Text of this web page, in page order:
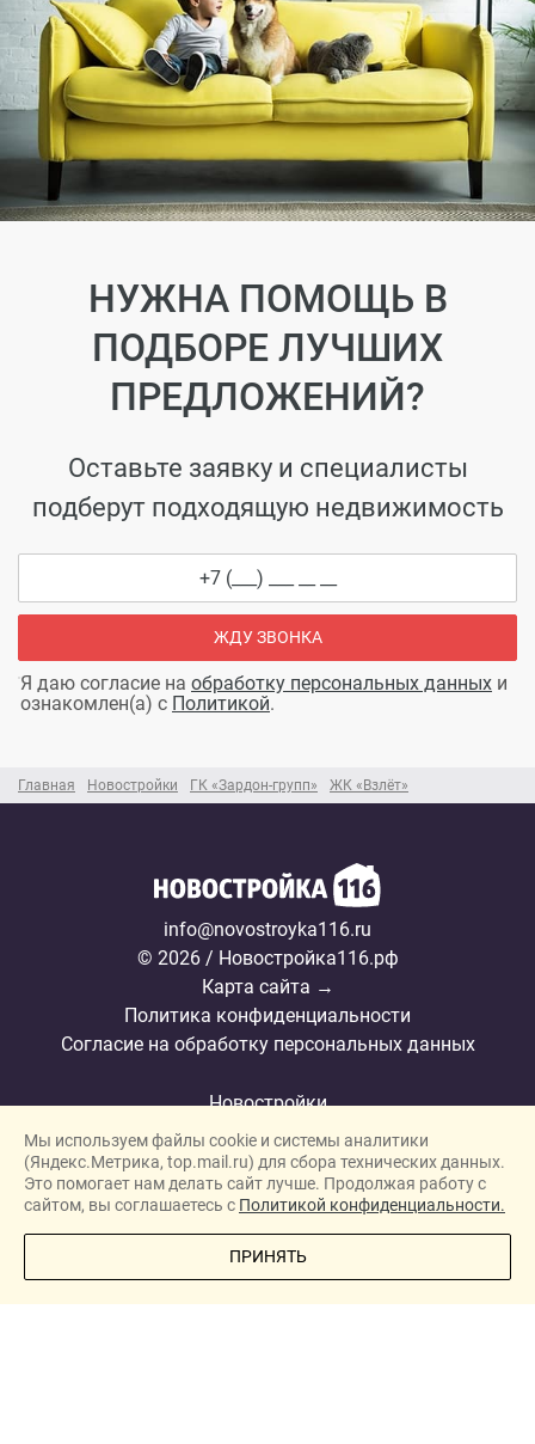
Главная Новостройки ГК «Зардон-групп» ЖК «Взлёт»
НУЖНА ПОМОЩЬ В
ПОДБОРЕ ЛУЧШИХ
ПРЕДЛОЖЕНИЙ?
Оставьте заявку и специалисты
подберут подходящую недвижимость
ЖДУ ЗВОНКА
Я даю согласие на обработку персональных данных и
ознакомлен(а) с Политикой.
info@novostroyka116.ru
© 2026 / Новостройка116.рф
Карта сайта →
Политика конфиденциальности
Согласие на обработку персональных данных
Новостройки
Застройщики
Ипотека
Новости
Полезная информация
ПОЗВОНИТЕ МНЕ
Мы используем файлы cookie и системы аналитики
(Яндекс.Метрика, top.mail.ru) для сбора технических данных.
Это помогает нам делать сайт лучше. Продолжая работу с
сайтом, вы соглашаетесь с Политикой конфиденциальности.
ПРИНЯТЬ